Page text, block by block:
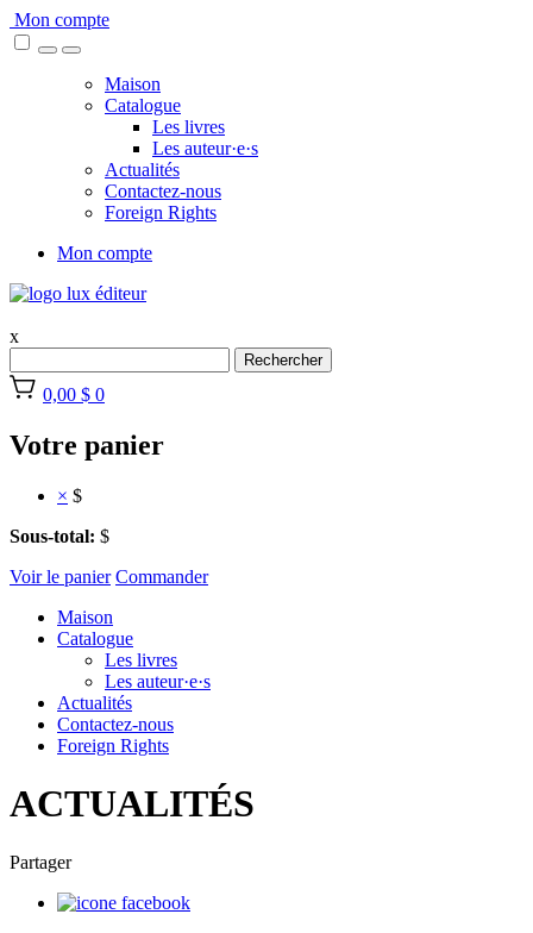
Skip
to
Mon compte
Maison
Catalogue
Les livres
Les auteur·e·s
Actualités
Contactez-nous
Foreign Rights
Mon compte
x
Rechercher
0,00 $ 0
Votre panier
× $
Sous-total: $
Voir le panier Commander
Maison
Catalogue
Les livres
Les auteur·e·s
Actualités
Contactez-nous
Foreign Rights
ACTUALITÉS
Partager